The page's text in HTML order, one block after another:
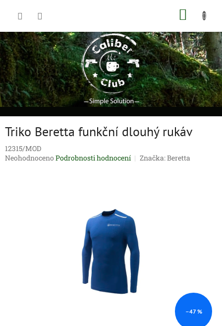
Triko Beretta funkční dlouhý rukáv
12315/MOD
Průměrné
Neohodnoceno Podrobnosti hodnocení Značka:Beretta
–47 %